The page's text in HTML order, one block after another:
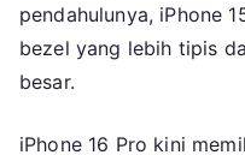
pendahulunya, iPhone
bezel yang lebih tipis
besar.
iPhone 16 Pro kini